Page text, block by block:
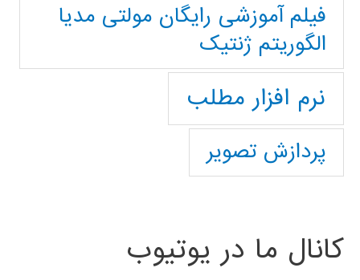
فیلم آموزشی رایگان مولتی مدیا
الگوریتم ژنتیک
نرم افزار مطلب
پردازش تصویر
کانال ما در یوتیوب